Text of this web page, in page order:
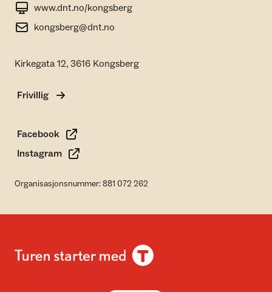
www.dnt.no/kongsberg
kongsberg@dnt.no
Kirkegata 12, 3616 Kongsberg
Frivillig
Facebook
Instagram
Organisasjonsnummer: 881 072 262